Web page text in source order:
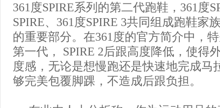
361度SPIRE系列的第二代跑鞋，361度
SPIRE、361度SPIRE 3共同组成跑鞋家
的重要部分。在361度的官方简介中，
第一代， SPIRE 2后跟高度降低，使得
度感，无论是想慢跑还是快速地完成马
够完美包覆脚踝，不造成后跟负担。